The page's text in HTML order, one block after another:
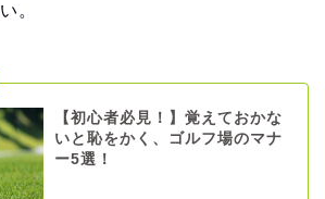
。
【初心者必見！】覚えておかな
いと恥をかく、ゴルフ場のマナ
ー5選！